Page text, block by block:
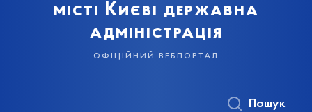
місті Києві державна
адміністрація
офіційний вебпортал
Пошук